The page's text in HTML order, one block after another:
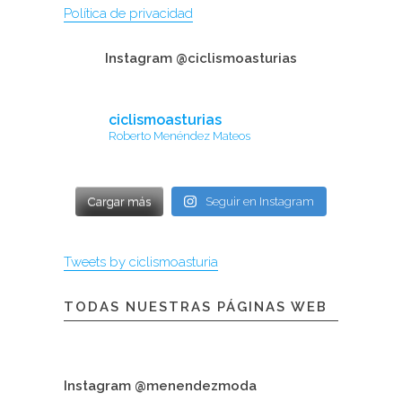
Política de privacidad
Instagram @ciclismoasturias
ciclismoasturias
Roberto Menéndez Mateos
Cargar más Seguir en Instagram
Tweets by ciclismoasturia
TODAS NUESTRAS PÁGINAS WEB
Instagram @menendezmoda